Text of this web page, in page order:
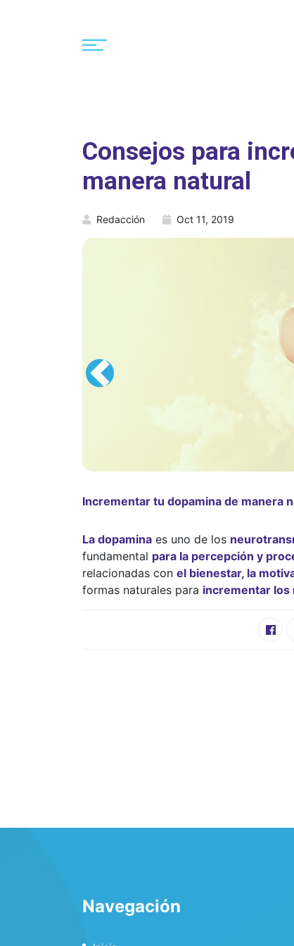
Consejos para
manera natural
Redacción Oct 11, 2019
Incrementar tu dopamina de manera
La dopamina es uno de los
fundamental para la percepción y
relacionadas con el bienestar, la
formas naturales para incrementar los
Navegación